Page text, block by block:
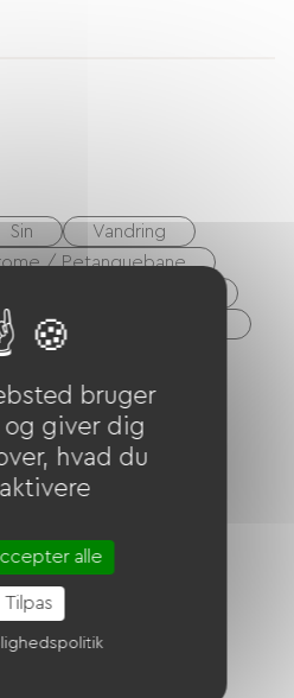
Sin
Vandring
/ Petanquebane
Kontanter
Overførsel
accepterede dyr
Spillerum
bruger
og giver dig
hvad du
alle
Tilpas